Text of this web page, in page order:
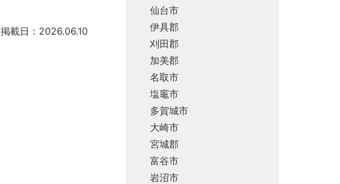
掲載日：2026.06.10
仙台市
伊具郡
刈田郡
加美郡
名取市
塩竈市
多賀城市
大崎市
宮城郡
富谷市
岩沼市